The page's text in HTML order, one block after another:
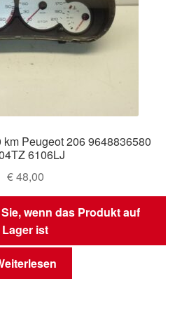
km Peugeot 206 9648836580
6106LJ
€48,00
wenn das Produkt auf
Lager ist